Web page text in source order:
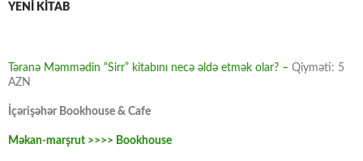
YENİ KİTAB
Təranə Məmmədin “Sirr” kitabını necə əldə etmək olar? – Qiyməti: 5
AZN
İçərişəhər Bookhouse & Cafe
Məkan-marşrut >>>> Bookhouse